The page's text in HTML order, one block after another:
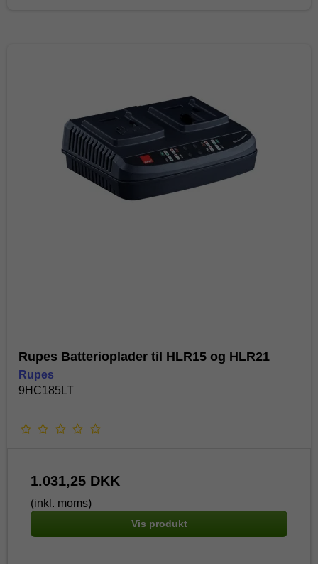
Rupes Batterioplader til HLR15 og HLR21
Rupes
9HC185LT
1.031,25 DKK
(inkl. moms)
Vis produkt